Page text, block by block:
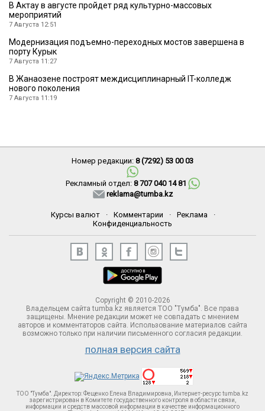
В Актау в августе пройдет ряд культурно-массовых
мероприятий
7 Августа 12:51
Модернизация подъемно-переходных мостов завершена в
порту Курык
7 Августа 11:27
В Жанаозене построят междисциплинарный IT-колледж
нового поколения
7 Августа 11:19
Номер редакции: 8 (7292) 53 00 03
Рекламный отдел: 8 707 040 14 81
reklama@tumba.kz
Курсы валют · Комментарии · Реклама
·
Конфиденциальность
Copyright © 2010-2026
Владельцем сайта tumba.kz является ТОО "Тумба". Все права
защищены. Мнение редакции может не совпадать с мнением
авторов и комментаторов сайта. Использование материалов сайта
возможно только при наличии письменного согласия редакции.
полная версия сайта
ТОО "Тумба". Директор: Фещенко Елена Владимировна, Интернет-ресурс tumba.kz
зарегистрирован в Комитете госудаственного контроля в области связи,
информации и средств массовой информации в качестве информационного